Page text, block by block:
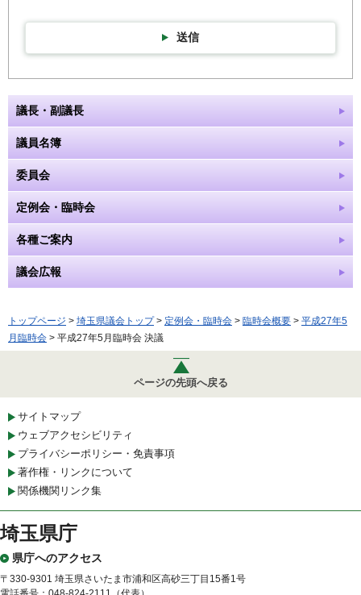
送信
議長・副議長
議員名簿
委員会
定例会・臨時会
各種ご案内
議会広報
トップページ > 埼玉県議会トップ> 定例会・臨時会 > 臨時会概要 > 平成27年5
月臨時会 > 平成27年5月臨時会 決議
ページの先頭へ戻る
サイトマップ
ウェブアクセシビリティ
プライバシーポリシー・免責事項
著作権・リンクについて
関係機関リンク集
埼玉県庁
県庁へのアクセス
〒330-9301 埼玉県さいたま市浦和区高砂三丁目15番1号